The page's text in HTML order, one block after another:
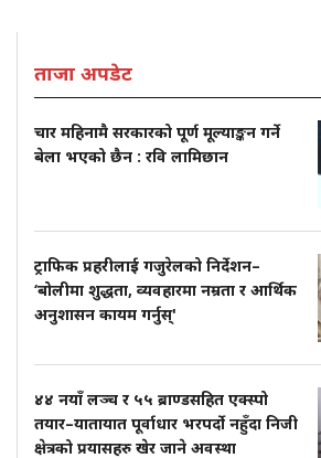
ताजा अपडेट
चार महिनामै सरकारको पूर्ण मूल्याङ्कन गर्ने
बेला भएको छैन : रवि लामिछान
ट्राफिक प्रहरीलाई गजुरेलको निर्देशन–
‘बोलीमा शुद्धता, व्यवहारमा नम्रता र आर्थिक
अनुशासन कायम गर्नुस्'
४४ नयाँ लञ्च र ५५ ब्राण्डसहित एक्स्पो
तयार–यातायात पूर्वाधार भरपर्दो नहुँदा निजी
क्षेत्रको प्रयासहरु खेर जाने अवस्था